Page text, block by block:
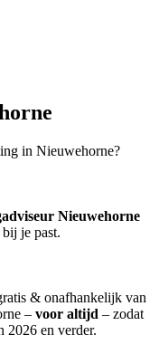
in Nieuwehorne?
Nieuwehorne
je past.
& onafhankelijk van
– voor altijd – zodat
2026 en verder.